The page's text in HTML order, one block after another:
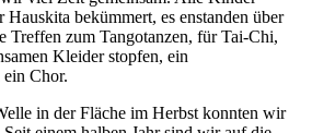
bekümmert, es enstanden über
Treffen zum Tangotanzen, für Tai-Chi,
Kleider stopfen, ein
ein Chor.
in der Fläche im Herbst konnten wir